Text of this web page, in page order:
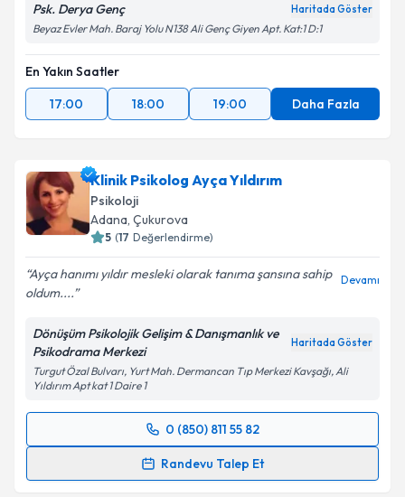
Psk. Derya Genç Haritada Göster
Beyaz Evler Mah. Baraj Yolu N138 Ali Genç Giyen Apt. Kat:1 D:1
En Yakın Saatler
17:00
18:00 19:00 Daha Fazla
Klinik Psikolog Ayça Yıldırım
Psikoloji
Adana, Çukurova
5 (17 Değerlendirme)
Ayça hanımı yıldır mesleki olarak tanıma şansına sahip
oldum....
Devamı
Dönüşüm Psikolojik Gelişim & Danışmanlık ve
Psikodrama Merkezi
Haritada Göster
Turgut Özal Bulvarı, Yurt Mah. Dermancan Tıp Merkezi Kavşağı, Ali
Yıldırım Apt kat 1 Daire 1
0 (850) 811 55 82
Randevu Talep Et
Randevu Takvimi Talebi